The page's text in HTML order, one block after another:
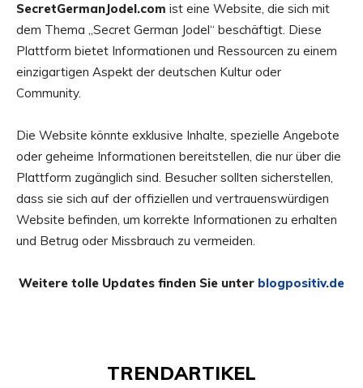
SecretGermanJodel.com ist eine Website, die sich mit
dem Thema „Secret German Jodel“ beschäftigt. Diese
Plattform bietet Informationen und Ressourcen zu einem
einzigartigen Aspekt der deutschen Kultur oder
Community.
Die Website könnte exklusive Inhalte, spezielle Angebote
oder geheime Informationen bereitstellen, die nur über die
Plattform zugänglich sind. Besucher sollten sicherstellen,
dass sie sich auf der offiziellen und vertrauenswürdigen
Website befinden, um korrekte Informationen zu erhalten
und Betrug oder Missbrauch zu vermeiden.
Weitere tolle Updates finden Sie unter blogpositiv.de
TRENDARTIKEL